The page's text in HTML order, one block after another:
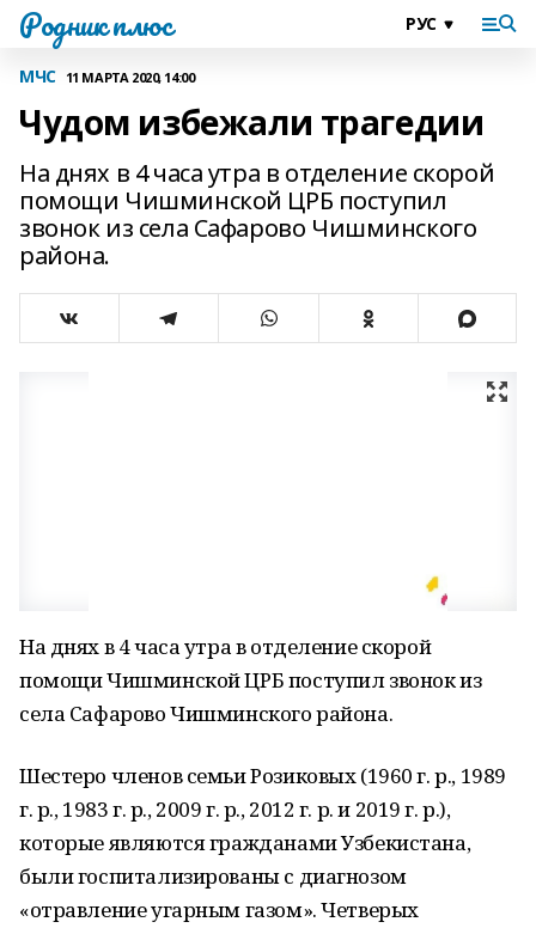
Родник плюс
МЧС 11 МАРТА 2020, 14:00
Чудом избежали трагедии
На днях в 4 часа утра в отделение скорой
помощи Чишминской ЦРБ поступил
звонок из села Сафарово Чишминского
района.
На днях в 4 часа утра в отделение скорой
помощи Чишминской ЦРБ поступил звонок из
села Сафарово Чишминского района.
Шестеро членов семьи Розиковых (1960 г. р., 1989
г. р., 1983 г. р., 2009 г. р., 2012 г. р. и 2019 г. р.),
которые являются гражданами Узбекистана,
были госпитализированы с диагнозом
«отравление угарным газом». Четверых